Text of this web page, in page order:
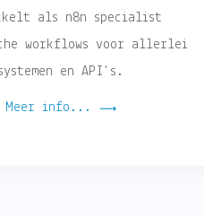
als n8n specialist
workflows voor allerlei
en API's.
Meer info...